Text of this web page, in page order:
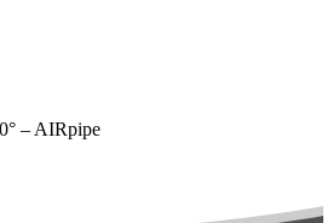
– AIRpipe